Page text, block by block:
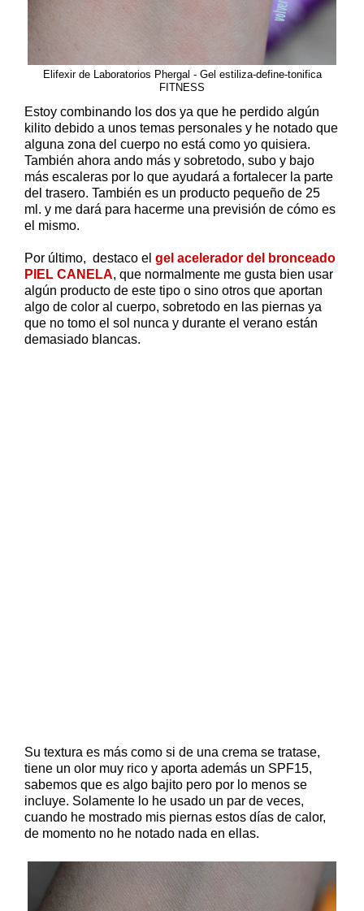
Elifexir de Laboratorios Phergal - Gel estiliza-define-tonifica
FITNESS
Estoy combinando los dos ya que he perdido algún
kilito debido a unos temas personales y he notado que
alguna zona del cuerpo no está como yo quisiera.
También ahora ando más y sobretodo, subo y bajo
más escaleras por lo que ayudará a fortalecer la parte
del trasero. También es un producto pequeño de 25
ml. y me dará para hacerme una previsión de cómo es
el mismo.
Por último, destaco el gel acelerador del bronceado
PIEL CANELA, que normalmente me gusta bien usar
algún producto de este tipo o sino otros que aportan
algo de color al cuerpo, sobretodo en las piernas ya
que no tomo el sol nunca y durante el verano están
demasiado blancas.
Su textura es más como si de una crema se tratase,
tiene un olor muy rico y aporta además un SPF15,
sabemos que es algo bajito pero por lo menos se
incluye. Solamente lo he usado un par de veces,
cuando he mostrado mis piernas estos días de calor,
de momento no he notado nada en ellas.